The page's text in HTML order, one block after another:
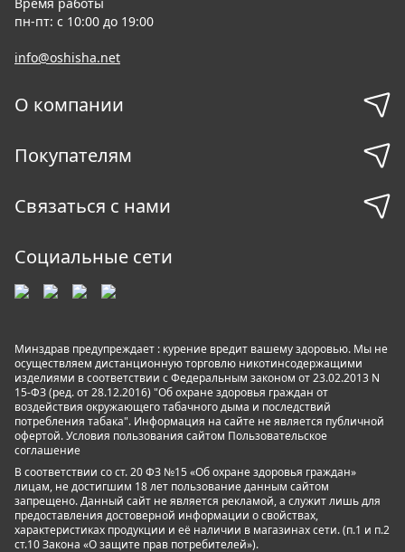
пн-пт: с 10:00 до 19:00
info@oshisha.net
О компании
Покупателям
Связаться с нами
Социальные сети
Минздрав предупреждает : курение вредит вашему здоровью. Мы не
осуществляем дистанционную торговлю никотинсодержащими
изделиями в соответствии с Федеральным законом от 23.02.2013 N
15-ФЗ (ред. от 28.12.2016) "Об охране здоровья граждан от
воздействия окружающего табачного дыма и последствий
потребления табака". Информация на сайте не является публичной
офертой. Условия пользования сайтом Пользовательское
соглашение
В соответствии со ст. 20 ФЗ №15 «Об охране здоровья граждан»
лицам, не достигшим 18 лет пользование данным сайтом
запрещено. Данный сайт не является рекламой, а служит лишь для
предоставления достоверной информации о свойствах,
характеристиках продукции и её наличии в магазинах сети. (п.1 и п.2
ст.10 Закона «О защите прав потребителей»).